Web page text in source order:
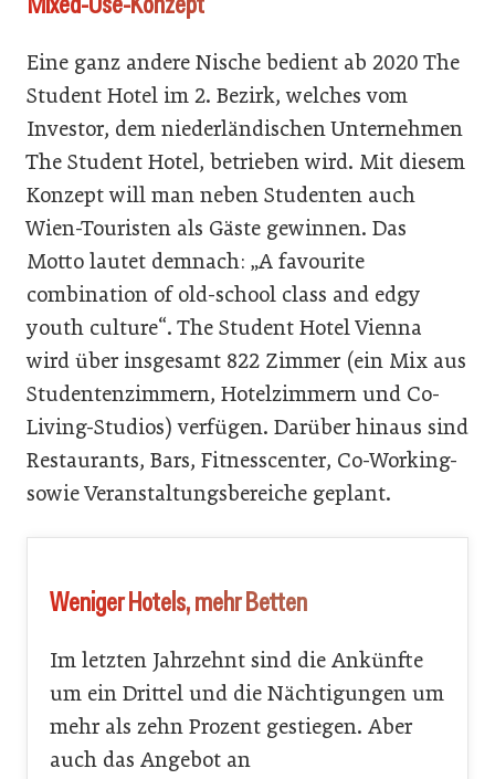
Eine ganz andere Nische bedient ab 2020 The
Student Hotel im 2. Bezirk, welches vom
Investor, dem niederländischen Unternehmen
The Student Hotel, betrieben wird. Mit diesem
Konzept will man neben Studenten auch
Wien-Touristen als Gäste gewinnen. Das
Motto lautet demnach: „A favourite
combination of old-school class and edgy
youth culture“. The Student Hotel Vienna
wird über insgesamt 822 Zimmer (ein Mix aus
Studentenzimmern, Hotelzimmern und Co-
Living-Studios) verfügen. Darüber hinaus sind
Restaurants, Bars, Fitnesscenter, Co-Working-
sowie Veranstaltungsbereiche geplant.
Weniger Hotels, mehr Betten
Im letzten Jahrzehnt sind die Ankünfte
um ein Drittel und die Nächtigungen um
mehr als zehn Prozent gestiegen. Aber
auch das Angebot an